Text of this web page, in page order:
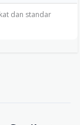
dan standar